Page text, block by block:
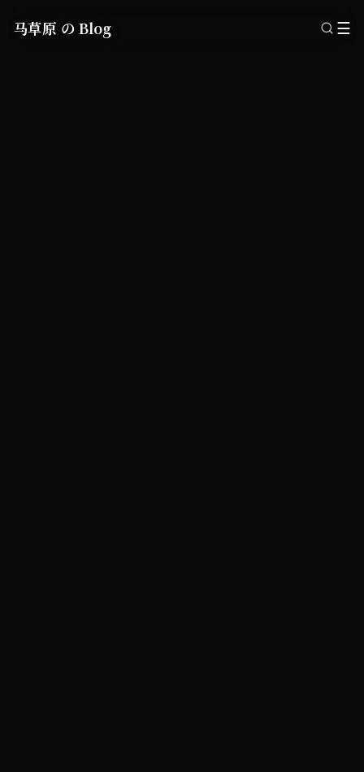
马草原 の Blog ☰